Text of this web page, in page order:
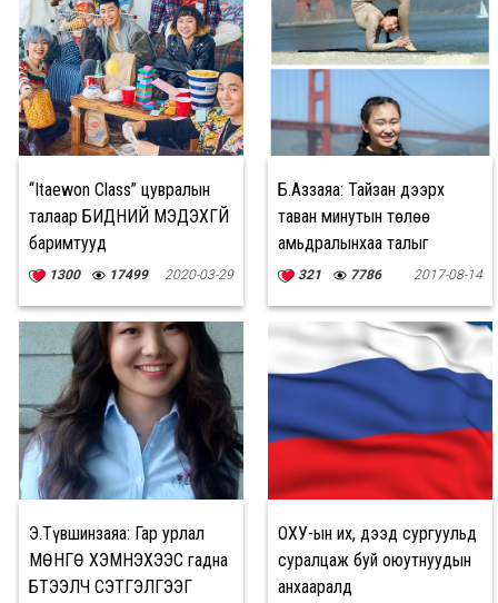
“Itaewon Class” цувралын
талаар БИДНИЙ МЭДЭХГҮЙ
баримтууд
1300 17499 2020-03-29
Б.Аззаяа: Тайзан дээрх
таван минутын төлөө
амьдралынхаа талыг
зориулна гэдэг гайхамшиг
321 7786 2017-08-14
Э.Түвшинзаяа: Гар урлал
МӨНГӨ ХЭМНЭХЭЭС гадна
БҮТЭЭЛЧ СЭТГЭЛГЭЭГ
ОХУ-ын их, дээд сургуульд
суралцаж буй оюутнуудын
анхааралд